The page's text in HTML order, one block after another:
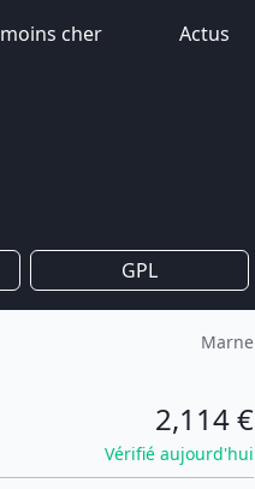
cher Actus
GPL
Marne
2,114 €
Vérifié aujourd'hui